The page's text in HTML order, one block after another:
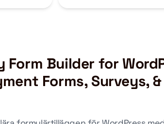
Form Builder for
Forms, Surveys,